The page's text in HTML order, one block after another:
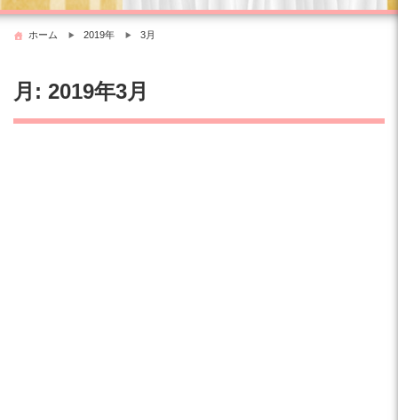
ホーム 2019年 3月
月: 2019年3月